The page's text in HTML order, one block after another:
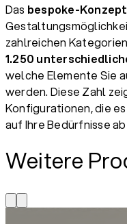
Das bespoke-Konzept
zahlreichen
1.250
welche Elemente Sie
werden. Diese Zahl
Konfigurationen, die
auf Ihre Bedürfnisse
Weitere